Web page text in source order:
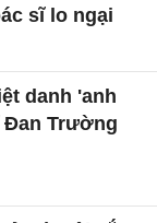
sĩ lo ngại
danh 'anh
Đan Trường